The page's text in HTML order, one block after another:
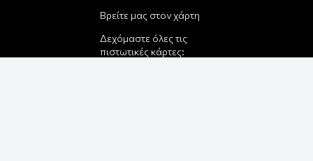
Βρείτε μας στον χάρτη
Δεχόμαστε όλες τις
πιστωτικές κάρτες: